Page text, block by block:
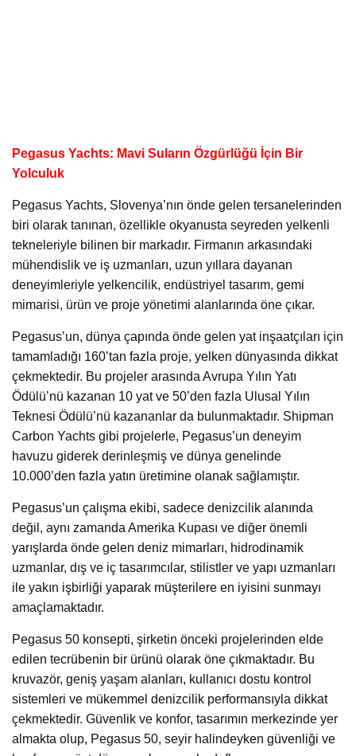
Pegasus Yachts: Mavi Suların Özgürlüğü İçin Bir
Yolculuk
Pegasus Yachts, Slovenya’nın önde gelen tersanelerinden
biri olarak tanınan, özellikle okyanusta seyreden yelkenli
tekneleriyle bilinen bir markadır. Firmanın arkasındaki
mühendislik ve iş uzmanları, uzun yıllara dayanan
deneyimleriyle yelkencilik, endüstriyel tasarım, gemi
mimarisi, ürün ve proje yönetimi alanlarında öne çıkar.
Pegasus’un, dünya çapında önde gelen yat inşaatçıları için
tamamladığı 160’tan fazla proje, yelken dünyasında dikkat
çekmektedir. Bu projeler arasında Avrupa Yılın Yatı
Ödülü’nü kazanan 10 yat ve 50’den fazla Ulusal Yılın
Teknesi Ödülü’nü kazananlar da bulunmaktadır. Shipman
Carbon Yachts gibi projelerle, Pegasus’un deneyim
havuzu giderek derinleşmiş ve dünya genelinde
10.000’den fazla yatın üretimine olanak sağlamıştır.
Pegasus’un çalışma ekibi, sadece denizcilik alanında
değil, aynı zamanda Amerika Kupası ve diğer önemli
yarışlarda önde gelen deniz mimarları, hidrodinamik
uzmanlar, dış ve iç tasarımcılar, stilistler ve yapı uzmanları
ile yakın işbirliği yaparak müşterilere en iyisini sunmayı
amaçlamaktadır.
Pegasus 50 konsepti, şirketin önceki projelerinden elde
edilen tecrübenin bir ürünü olarak öne çıkmaktadır. Bu
kruvazör, geniş yaşam alanları, kullanıcı dostu kontrol
sistemleri ve mükemmel denizcilik performansıyla dikkat
çekmektedir. Güvenlik ve konfor, tasarımın merkezinde yer
almakta olup, Pegasus 50, seyir halindeyken güvenliği ve